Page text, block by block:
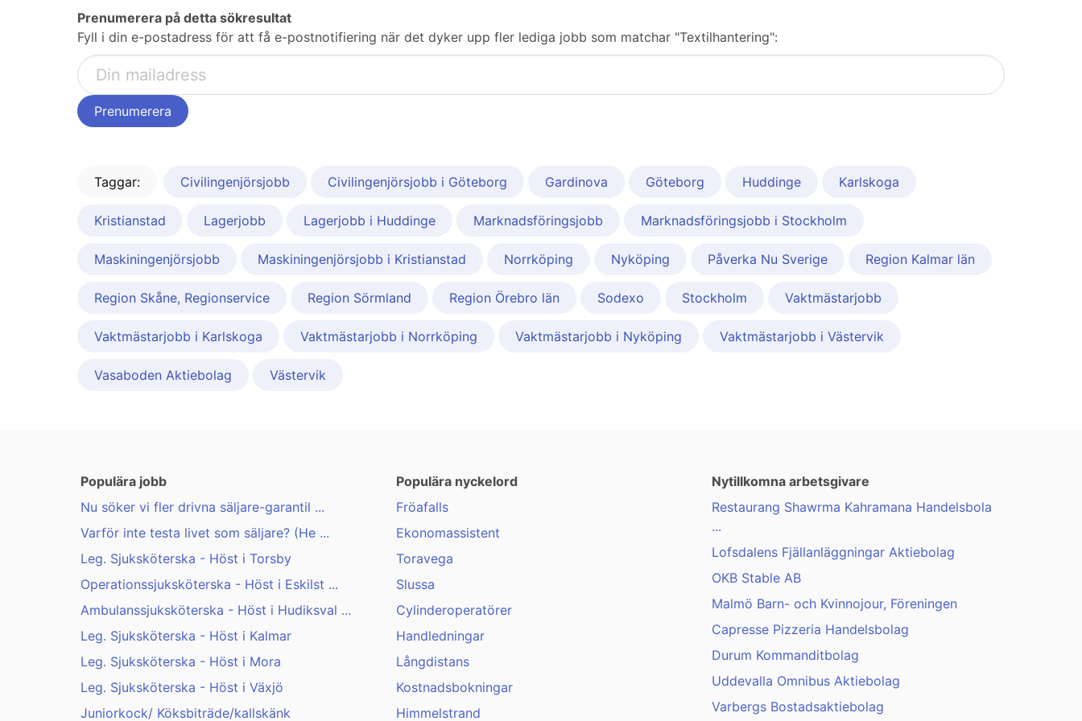
Prenumerera på detta sökresultat
Fyll i din e-postadress för att få e-postnotifiering när det dyker upp fler lediga jobb som matchar "Textilhantering":
Taggar: Civilingenjörsjobb Civilingenjörsjobb i Göteborg Gardinova Göteborg Huddinge Karlskoga
Kristianstad Lagerjobb Lagerjobb i Huddinge Marknadsföringsjobb Marknadsföringsjobb i Stockholm
Maskiningenjörsjobb Maskiningenjörsjobb i Kristianstad Norrköping Nyköping Påverka Nu Sverige Region Kalmar län
Region Skåne, Regionservice Region Sörmland Region Örebro län Sodexo Stockholm Vaktmästarjobb
Vaktmästarjobb i Karlskoga Vaktmästarjobb i Norrköping Vaktmästarjobb i Nyköping Vaktmästarjobb i Västervik
Vasaboden Aktiebolag Västervik
Populära jobb
Nu söker vi fler drivna säljare-garantil ...
Varför inte testa livet som säljare? (He ...
Leg. Sjuksköterska - Höst i Torsby
Operationssjuksköterska - Höst i Eskilst ...
Ambulanssjuksköterska - Höst i Hudiksval ...
Leg. Sjuksköterska - Höst i Kalmar
Leg. Sjuksköterska - Höst i Mora
Leg. Sjuksköterska - Höst i Växjö
Juniorkock/ Köksbiträde/kallskänk
Populära nyckelord
Fröafalls
Ekonomassistent
Toravega
Slussa
Cylinderoperatörer
Handledningar
Långdistans
Kostnadsbokningar
Himmelstrand
Nytillkomna arbetsgivare
Restaurang Shawrma Kahramana Handelsbola
...
Lofsdalens Fjällanläggningar Aktiebolag
OKB Stable AB
Malmö Barn- och Kvinnojour, Föreningen
Capresse Pizzeria Handelsbolag
Durum Kommanditbolag
Uddevalla Omnibus Aktiebolag
Varbergs Bostadsaktiebolag